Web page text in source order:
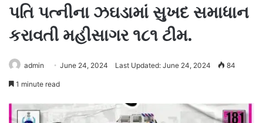
પતિ પત્નીના ઝઘડામાં સુખદ સમાધાન
કરાવતી મહીસાગર ૧૮૧ ટીમ.
admin June 24, 2024 Last Updated: June 24, 2024 84
1 minute read